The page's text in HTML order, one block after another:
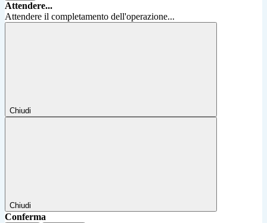
Attendere...
Attendere il completamento dell'operazione...
Chiudi
Chiudi
Conferma